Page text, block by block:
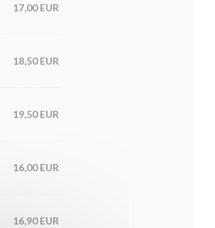
17,00 EUR
18,50 EUR
19,50 EUR
16,00 EUR
16,90 EUR